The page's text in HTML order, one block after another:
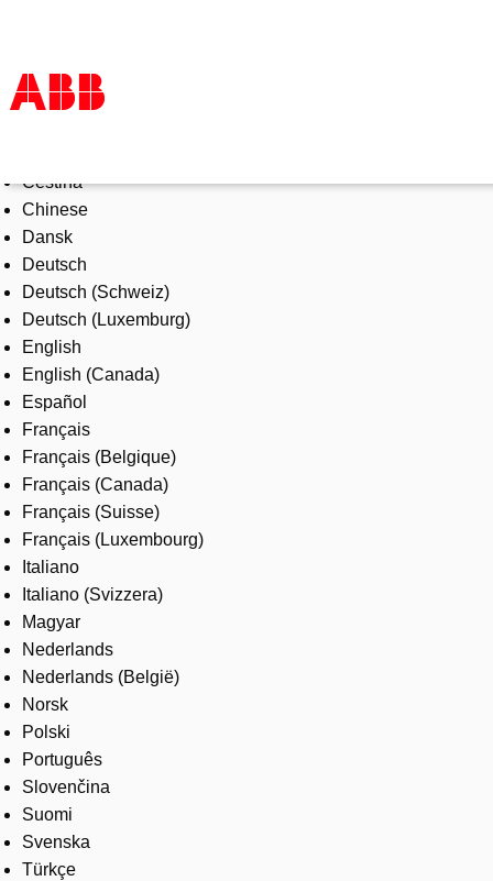
Products & Solutions
Industries
Services
About us
Where to buy
Contact us
Careers
Čeština
Chinese
Dansk
Deutsch
Deutsch (Schweiz)
Deutsch (Luxemburg)
English
English (Canada)
Español
Français
Français (Belgique)
Français (Canada)
Français (Suisse)
Français (Luxembourg)
Italiano
Italiano (Svizzera)
Magyar
Nederlands
Nederlands (België)
Norsk
Polski
Português
Slovenčina
Suomi
Svenska
Türkçe